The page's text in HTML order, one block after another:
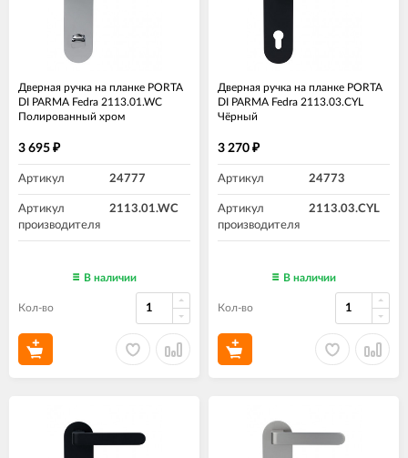
Дверная ручка на планке PORTA
DI PARMA Fedra 2113.01.WC
Полированный хром
3 695 ₽
Артикул 24777
Артикул
производителя
2113.01.WC
В наличии
Кол-во
Дверная ручка на планке PORTA
DI PARMA Fedra 2113.03.CYL
Чёрный
3 270 ₽
Артикул 24773
Артикул
производителя
2113.03.CYL
В наличии
Кол-во